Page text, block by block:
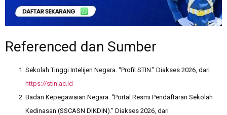
Referenced dan Sumber
Sekolah Tinggi Intelijen Negara. “Profil STIN.” Diakses 2026, dari
https://stin.ac.id
Badan Kepegawaian Negara. “Portal Resmi Pendaftaran Sekolah
Kedinasan (SSCASN DIKDIN).” Diakses 2026, dari